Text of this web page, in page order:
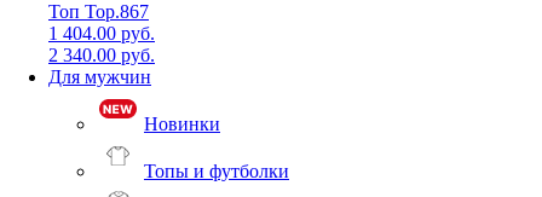
Топ Top.867
1 404.00 руб.
2 340.00 руб.
Для мужчин
Новинки
Топы и футболки